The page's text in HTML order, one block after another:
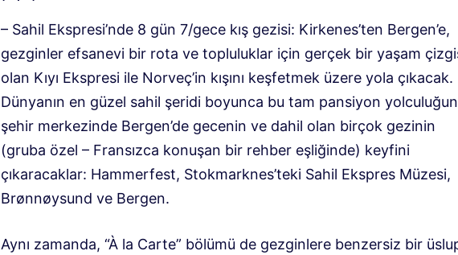
– Sahil Ekspresi’nde 8 gün 7/gece kış gezisi: Kirkenes’ten Bergen’e,
gezginler efsanevi bir rota ve topluluklar için gerçek bir yaşam
olan Kıyı Ekspresi ile Norveç’in kışını keşfetmek üzere yola çıkacak.
Dünyanın en güzel sahil şeridi boyunca bu tam pansiyon
şehir merkezinde Bergen’de gecenin ve dahil olan birçok gezinin
(gruba özel – Fransızca konuşan bir rehber eşliğinde) keyfini
çıkaracaklar: Hammerfest, Stokmarknes’teki Sahil Ekspres Müzesi,
Brønnøysund ve Bergen.
Aynı zamanda, “À la Carte” bölümü de gezginlere benzersiz bir